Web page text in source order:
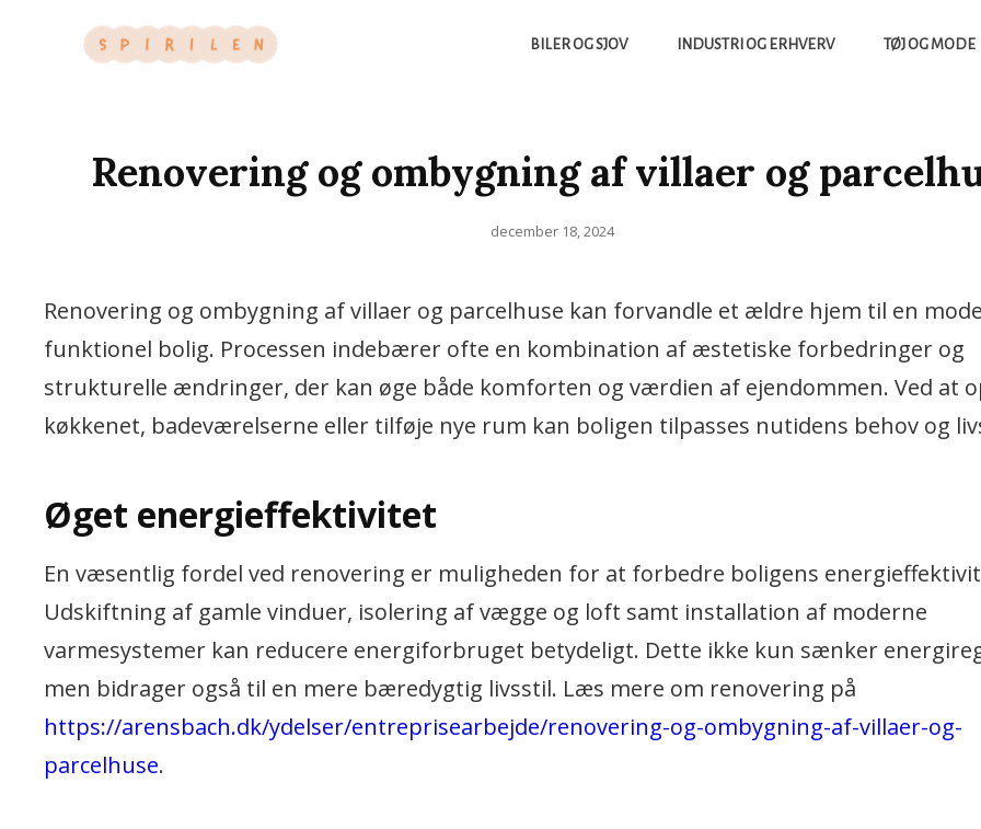
Vi Bruger De Bedste Nyheder Fra Tech Verdenen Og Meget Mere
BILER OG SJOV INDUSTRI OG ERHVERV TØJ OG MODE
Renovering og ombygning af villaer og
Posted
december 18, 2024
Renovering og ombygning af villaer og parcelhuse kan forvandle et ældre hjem til en
funktionel bolig. Processen indebærer ofte en kombination af æstetiske forbedringer og
strukturelle ændringer, der kan øge både komforten og værdien af ejendommen. Ved at
køkkenet, badeværelserne eller tilføje nye rum kan boligen tilpasses nutidens behov og
Øget energieffektivitet
En væsentlig fordel ved renovering er muligheden for at forbedre boligens
Udskiftning af gamle vinduer, isolering af vægge og loft samt installation af moderne
varmesystemer kan reducere energiforbruget betydeligt. Dette ikke kun sænker
men bidrager også til en mere bæredygtig livsstil. Læs mere om renovering på
https://arensbach.dk/ydelser/entreprisearbejde/renovering-og-ombygning-af-villaer-og-
parcelhuse.